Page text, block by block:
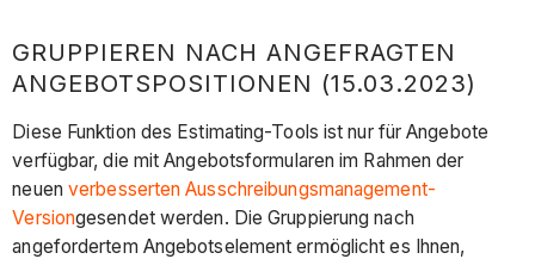
GRUPPIEREN NACH ANGEFRAGTEN
ANGEBOTSPOSITIONEN (15.03.2023)
Diese Funktion des Estimating-Tools ist nur für Angebote
verfügbar, die mit Angebotsformularen im Rahmen der
neuen verbesserten Ausschreibungsmanagement-
Versiongesendet werden. Die Gruppierung nach
angefordertem Angebotselement ermöglicht es Ihnen,